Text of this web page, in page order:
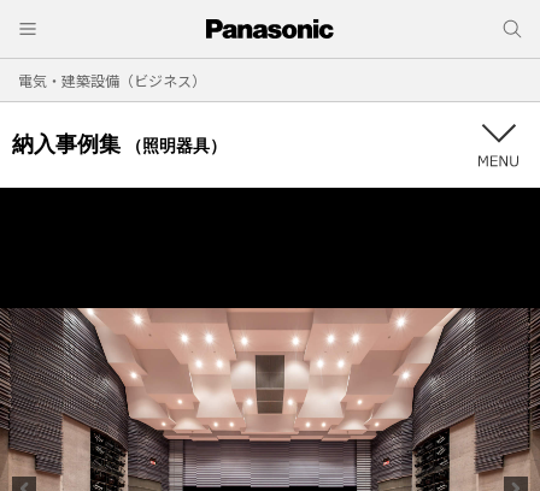
電気・建築設備（ビジネス）
納入事例集 （照明器具）